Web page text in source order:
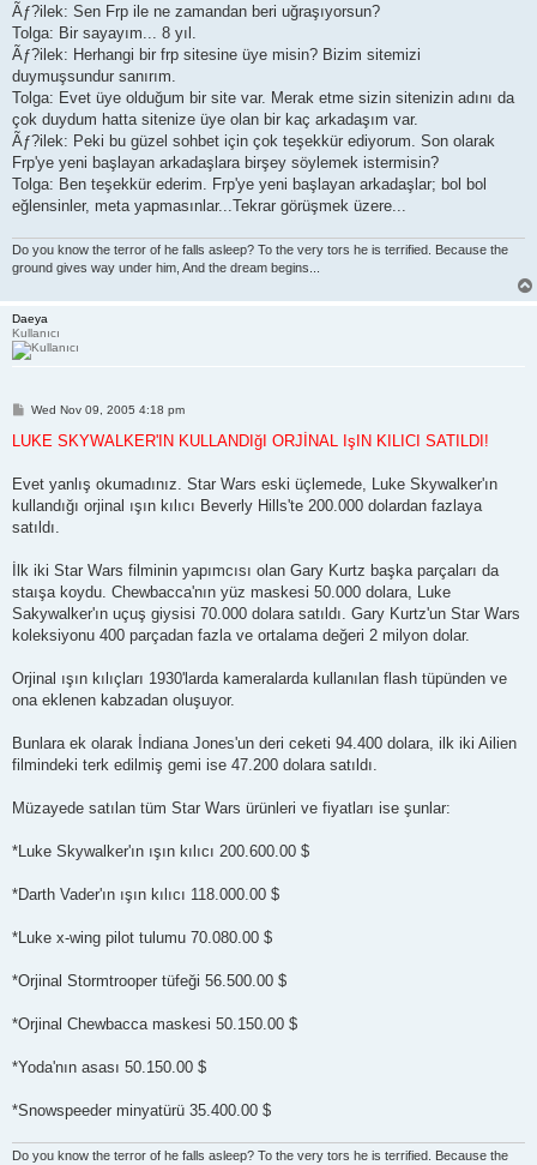
Ãƒ?ilek: Sen Frp ile ne zamandan beri uğraşıyorsun?
Tolga: Bir sayayım... 8 yıl.
Ãƒ?ilek: Herhangi bir frp sitesine üye misin? Bizim sitemizi
duymuşsundur sanırım.
Tolga: Evet üye olduğum bir site var. Merak etme sizin sitenizin adını da
çok duydum hatta sitenize üye olan bir kaç arkadaşım var.
Ãƒ?ilek: Peki bu güzel sohbet için çok teşekkür ediyorum. Son olarak
Frp'ye yeni başlayan arkadaşlara birşey söylemek istermisin?
Tolga: Ben teşekkür ederim. Frp'ye yeni başlayan arkadaşlar; bol bol
eğlensinler, meta yapmasınlar...Tekrar görüşmek üzere...
Do you know the terror of he falls asleep? To the very tors he is terrified. Because the
ground gives way under him, And the dream begins...
Daeya
Kullanıcı
P
s
Wed Nov 09, 2005 4:18 pm
LUKE SKYWALKER'IN KULLANDIğI ORJİNAL IşIN KILICI SATILDI!
Evet yanlış okumadınız. Star Wars eski üçlemede, Luke Skywalker'ın
kullandığı orjinal ışın kılıcı Beverly Hills'te 200.000 dolardan fazlaya
satıldı.
İlk iki Star Wars filminin yapımcısı olan Gary Kurtz başka parçaları da
staışa koydu. Chewbacca'nın yüz maskesi 50.000 dolara, Luke
Sakywalker'ın uçuş giysisi 70.000 dolara satıldı. Gary Kurtz'un Star Wars
koleksiyonu 400 parçadan fazla ve ortalama değeri 2 milyon dolar.
Orjinal ışın kılıçları 1930'larda kameralarda kullanılan flash tüpünden ve
ona eklenen kabzadan oluşuyor.
Bunlara ek olarak İndiana Jones'un deri ceketi 94.400 dolara, ilk iki Ailien
filmindeki terk edilmiş gemi ise 47.200 dolara satıldı.
Müzayede satılan tüm Star Wars ürünleri ve fiyatları ise şunlar:
*Luke Skywalker'ın ışın kılıcı 200.600.00 $
*Darth Vader'ın ışın kılıcı 118.000.00 $
*Luke x-wing pilot tulumu 70.080.00 $
*Orjinal Stormtrooper tüfeği 56.500.00 $
*Orjinal Chewbacca maskesi 50.150.00 $
*Yoda'nın asası 50.150.00 $
*Snowspeeder minyatürü 35.400.00 $
Do you know the terror of he falls asleep? To the very tors he is terrified. Because the